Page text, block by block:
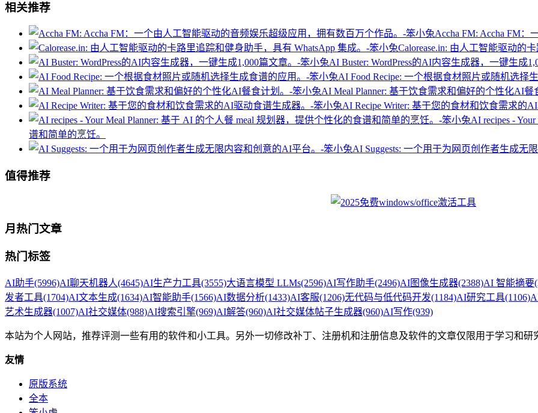
相关推荐
Accha FM: Accha FM：
Calorease.in: 由人工智能驱动的
AI Buster: WordPress的AI内容生成器，一键生成
AI Food Recipe: 一个根据食材照片或随机选择
AI Meal Planner: 基于饮食需求和偏好的个性化AI餐
AI Recipe Writer: 基于您的食材和饮食需求的
AI recipes -
谱和简单的烹饪。
AI Suggests: 一个用于为网页创作者生成无
值得推荐
月热门文章
热门标签
AI助手(5996)AI聊天机器人(4645)AI生产力工具(3555)大语言模型 LLMs(2596)AI写作助手(2496)AI图像生成器(2388)AI 智能摘要
发者工具(1704)AI文本生成(1634)AI智能助手(1566)AI数据分析(1433)AI客服(1206)无代码与低代码开发(1184)AI研究工具(1106)
艺术生成器(1007)AI社交媒体(988)AI搜索引擎(969)AI解答(960)AI社交媒体帖子生成器(960)AI写作(939)
本站为个人网站，推荐评测一些有用的软件和小工具。另外一切修改补丁、注册机和注册信息及软件的文章仅限用于学习和研
友情
原版系统
全本